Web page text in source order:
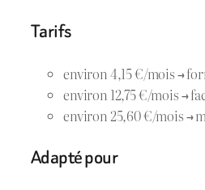
Tarifs
environ 4,15 €/mois →
environ 12,75 €/mois →
environ 25,60 €/mois →
Adapté pour